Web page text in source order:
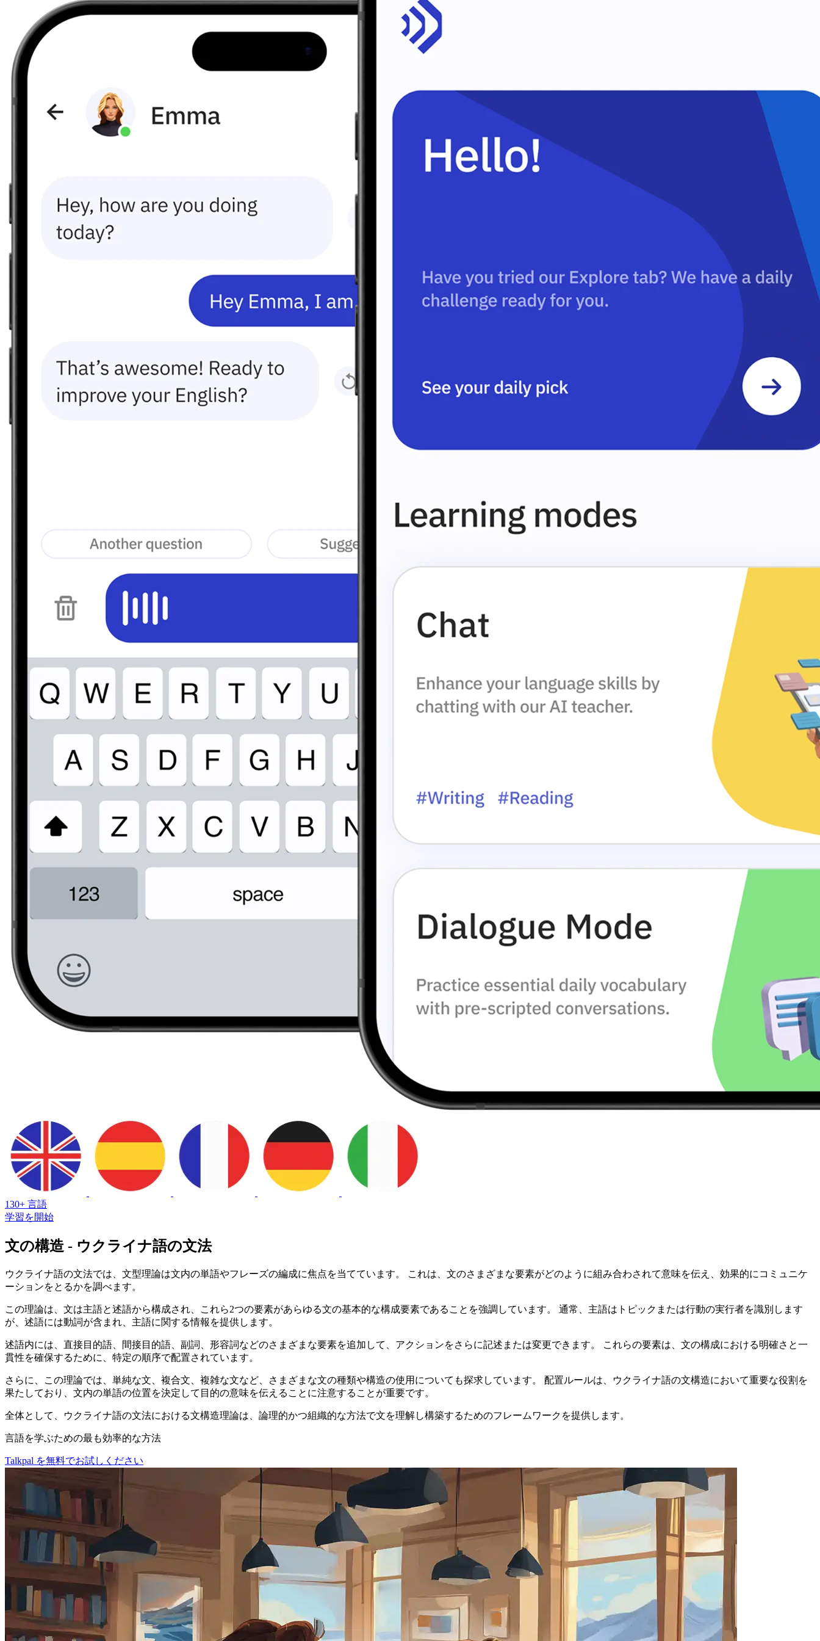
130+ 言語
学習を開始
文の構造 - ウクライナ語の文法
ウクライナ語の文法では、文型理論は文内の単語やフレーズの編成に焦点を当てています。 これは、文のさまざまな要素がどのように組み合わされて意味を伝え、効果的にコミュニケ
ーションをとるかを調べます。
この理論は、文は主語と述語から構成され、これら2つの要素があらゆる文の基本的な構成要素であることを強調しています。 通常、主語はトピックまたは行動の実行者を識別します
が、述語には動詞が含まれ、主語に関する情報を提供します。
述語内には、直接目的語、間接目的語、副詞、形容詞などのさまざまな要素を追加して、アクションをさらに記述または変更できます。 これらの要素は、文の構成における明確さと一
貫性を確保するために、特定の順序で配置されています。
さらに、この理論では、単純な文、複合文、複雑な文など、さまざまな文の種類や構造の使用についても探求しています。 配置ルールは、ウクライナ語の文構造において重要な役割を
果たしており、文内の単語の位置を決定して目的の意味を伝えることに注意することが重要です。
全体として、ウクライナ語の文法における文構造理論は、論理的かつ組織的な方法で文を理解し構築するためのフレームワークを提供します。
言語を学ぶための最も効率的な方法
Talkpal を無料でお試しください